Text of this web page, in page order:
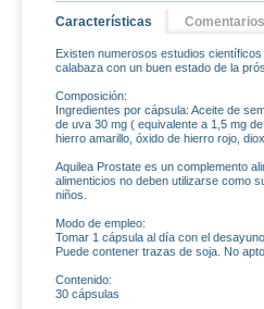
Características Comentarios
Existen numerosos estudios
calabaza con un buen estado de la
Composición:
Ingredientes por cápsula: Aceite de
de uva 30 mg ( equivalente a 1,5 mg
hierro amarillo, óxido de hierro rojo,
Aquilea Prostate es un complemento
alimenticios no deben utilizarse como
niños.
Modo de empleo:
Tomar 1 cápsula al día con el
Puede contener trazas de soja. No
Contenido:
30 cápsulas